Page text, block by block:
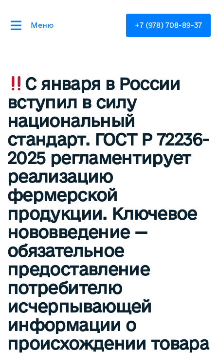
Меню +7 (978) 708-89-37
С января в России
вступил в силу
национальный
стандарт. ГОСТ Р 72236-
2025 регламентирует
реализацию
фермерской
продукции. Ключевое
нововведение —
обязательное
предоставление
потребителю
исчерпывающей
информации о
происхождении товара